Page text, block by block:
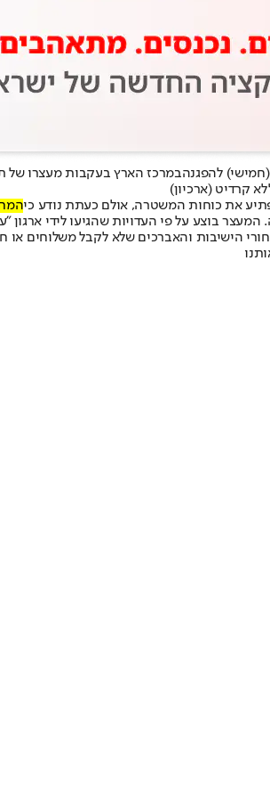
(חמישי) להפגנהבמרכז הארץ בעקבות מעצרו של
קרדיט (ארכיון)
את כוחות המשטרה, אולם כעתת נודע כיהמחאה
בוצע על פי העדויות שהגיעו לידי
הישיבות והאברכים שלא לקבל משלוחים